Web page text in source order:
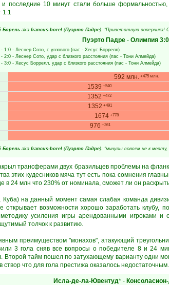
и последние 10 минут стали больше
1:1
Борель aka francus-borel (Пуэрто Падре): "Приветствую соперника!
Пуэрто Падре - Олимпия 3:0
- 1:0 - Леснер Сото, с углового (пас - Хесус Боррелл)
- 2:0 - Леснер Сото, удар с близкого расстояния (пас - Тони Алмейда)
- 3:0 - Хесус Боррелл, удар с близкого расстояния (пас - Тони Алмейда)
592 млн. +475 млн.
1539 +540
1352 +472
1352 +491
1674 +778
976 +361
Борель aka francus-borel (Пуэрто Падре): "минусы совсем не к
трансферами двух бразильцев проблемы на
этих кудесников мяча тут есть пока сомнения
в 24 млн что 230% от номинала, сможет ли он
на данный момент самая слабая команда
открывает возможности хорошо заработать клубу,
усиления игры арендованными игроками и
толчок к развитию.
преимуществом "монахов", атакующий
3 гола сняв все вопросы о победителе 8 и 24
Второй тайм пошел по затухающему варианту одни
что для гола престижа оказалось
Исла-де-ла-Ювентуд* -